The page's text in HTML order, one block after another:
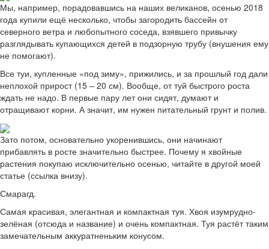
Мы, например, порадовавшись на наших великанов, осенью 2018
года купили ещё несколько, чтобы загородить бассейн от
северного ветра и любопытного соседа, взявшего привычку
разглядывать купающихся детей в подзорную трубу (внушения ему
не помогают).
Все туи, купленные «под зиму», прижились, и за прошлый год дали
неплохой прирост (15 – 20 см). Вообще, от туй быстрого роста
ждать не надо. В первые пару лет они сидят, думают и
отращивают корни. А значит, им нужен питательный грунт и полив.
Зато потом, основательно укоренившись, они начинают
прибавлять в росте значительно быстрее. Почему я хвойные
растения покупаю исключительно осенью, читайте в другой моей
статье (ссылка внизу).
Смарагд.
Самая красивая, элегантная и компактная туя. Хвоя изумрудно-
зелёная (отсюда и название) и очень компактная. Туя растёт таким
замечательным аккуратненьким конусом.